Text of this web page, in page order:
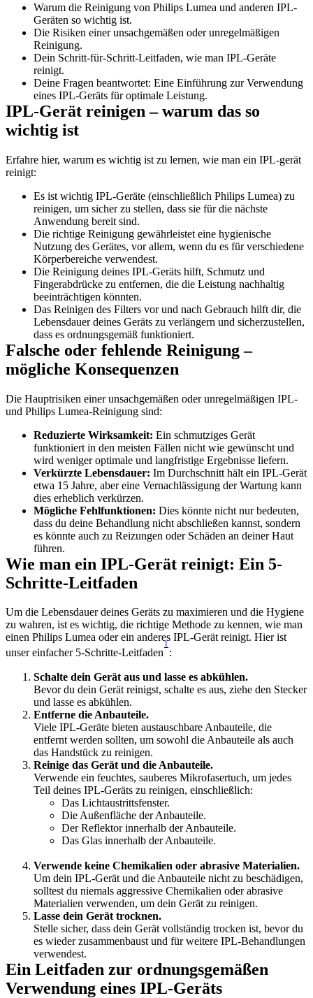
Warum die Reinigung von Philips Lumea und anderen IPL-
Geräten so wichtig ist.
Die Risiken einer unsachgemäßen oder unregelmäßigen
Reinigung.
Dein Schritt-für-Schritt-Leitfaden, wie man IPL-Geräte
reinigt.
Deine Fragen beantwortet: Eine Einführung zur Verwendung
eines IPL-Geräts für optimale Leistung.
IPL-Gerät reinigen – warum das so
wichtig ist
Erfahre hier, warum es wichtig ist zu lernen, wie man ein IPL-gerät
reinigt:
Es ist wichtig IPL-Geräte (einschließlich Philips Lumea) zu
reinigen, um sicher zu stellen, dass sie für die nächste
Anwendung bereit sind.
Die richtige Reinigung gewährleistet eine hygienische
Nutzung des Gerätes, vor allem, wenn du es für verschiedene
Körperbereiche verwendest.
Die Reinigung deines IPL-Geräts hilft, Schmutz und
Fingerabdrücke zu entfernen, die die Leistung nachhaltig
beeinträchtigen könnten.
Das Reinigen des Filters vor und nach Gebrauch hilft dir, die
Lebensdauer deines Geräts zu verlängern und sicherzustellen,
dass es ordnungsgemäß funktioniert.
Falsche oder fehlende Reinigung –
mögliche Konsequenzen
Die Hauptrisiken einer unsachgemäßen oder unregelmäßigen IPL-
und Philips Lumea-Reinigung sind:
Reduzierte Wirksamkeit: Ein schmutziges Gerät
funktioniert in den meisten Fällen nicht wie gewünscht und
wird weniger optimale und langfristige Ergebnisse liefern.
Verkürzte Lebensdauer: Im Durchschnitt hält ein IPL-Gerät
etwa 15 Jahre, aber eine Vernachlässigung der Wartung kann
dies erheblich verkürzen.
Mögliche Fehlfunktionen: Dies könnte nicht nur bedeuten,
dass du deine Behandlung nicht abschließen kannst, sondern
es könnte auch zu Reizungen oder Schäden an deiner Haut
führen.
Wie man ein IPL-Gerät reinigt: Ein 5-
Schritte-Leitfaden
Um die Lebensdauer deines Geräts zu maximieren und die Hygiene
zu wahren, ist es wichtig, die richtige Methode zu kennen, wie man
einen Philips Lumea oder ein anderes IPL-Gerät reinigt. Hier ist
unser einfacher 5-Schritte-Leitfaden
1
:
Schalte dein Gerät aus und lasse es abkühlen.
Bevor du dein Gerät reinigst, schalte es aus, ziehe den Stecker
und lasse es abkühlen.
Entferne die Anbauteile.
Viele IPL-Geräte bieten austauschbare Anbauteile, die
entfernt werden sollten, um sowohl die Anbauteile als auch
das Handstück zu reinigen.
Reinige das Gerät und die Anbauteile.
Verwende ein feuchtes, sauberes Mikrofasertuch, um jedes
Teil deines IPL-Geräts zu reinigen, einschließlich:
Das Lichtaustrittsfenster.
Die Außenfläche der Anbauteile.
Der Reflektor innerhalb der Anbauteile.
Das Glas innerhalb der Anbauteile.
Verwende keine Chemikalien oder abrasive Materialien.
Um dein IPL-Gerät und die Anbauteile nicht zu beschädigen,
solltest du niemals aggressive Chemikalien oder abrasive
Materialien verwenden, um dein Gerät zu reinigen.
Lasse dein Gerät trocknen.
Stelle sicher, dass dein Gerät vollständig trocken ist, bevor du
es wieder zusammenbaust und für weitere IPL-Behandlungen
verwendest.
Ein Leitfaden zur ordnungsgemäßen
Verwendung eines IPL-Geräts